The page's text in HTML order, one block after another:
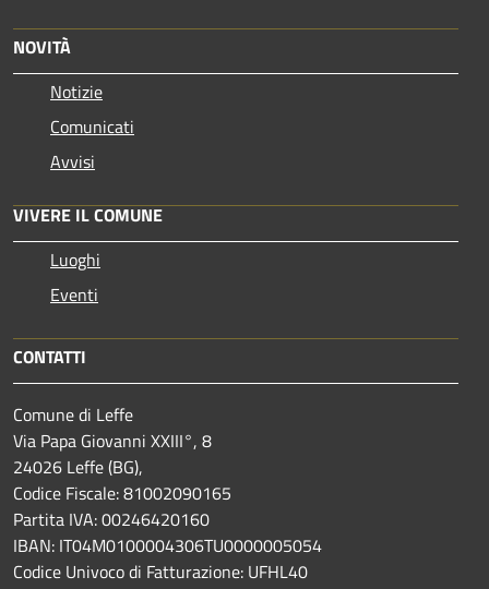
NOVITÀ
Notizie
Comunicati
Avvisi
VIVERE IL COMUNE
Luoghi
Eventi
CONTATTI
Comune di Leffe
Via Papa Giovanni XXIII°, 8
24026 Leffe (BG),
Codice Fiscale: 81002090165
Partita IVA: 00246420160
IBAN: IT04M0100004306TU0000005054
Codice Univoco di Fatturazione: UFHL40